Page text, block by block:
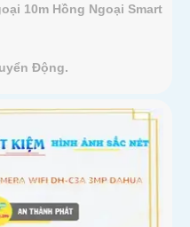
10m Hồng Ngoại Smart
Động.